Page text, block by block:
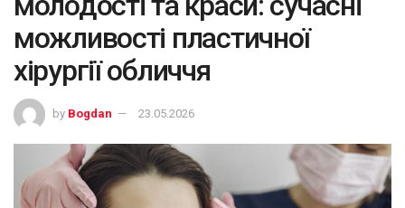
можливості пластичної
хірургії обличчя
by Bogdan 23.05.2026